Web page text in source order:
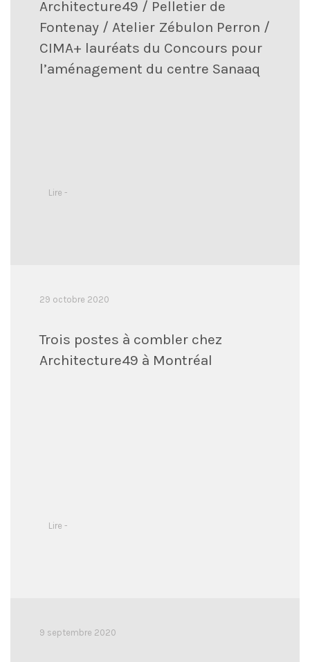
Architecture49 / Pelletier de
Fontenay / Atelier Zébulon Perron /
CIMA+ lauréats du Concours pour
l’aménagement du centre Sanaaq
Lire -
29 octobre 2020
Trois postes à combler chez
Architecture49 à Montréal
Lire -
9 septembre 2020